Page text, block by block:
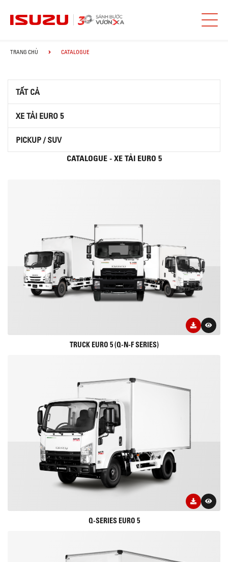
TRANG CHỦ CATALOGUE
TẤT CẢ
XE TẢI EURO 5
PICKUP / SUV
CATALOGUE - XE TẢI EURO 5
TRUCK EURO 5 (Q-N-F SERIES)
Q-SERIES EURO 5